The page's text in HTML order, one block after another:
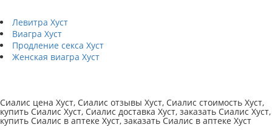
Левитра Хуст
Виагра Хуст
Продление секса Хуст
Женская виагра Хуст
Сиалис цена Хуст, Сиалис отзывы Хуст, Сиалис стоимость Хуст,
купить Сиалис Хуст, Сиалис доставка Хуст, заказать Сиалис Хуст,
купить Сиалис в аптеке Хуст, заказать Сиалис в аптеке Хуст